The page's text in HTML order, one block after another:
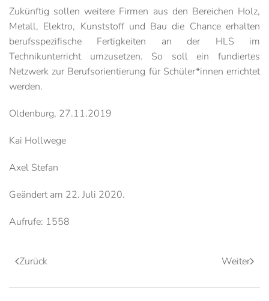
Zukünftig sollen weitere Firmen aus den Bereichen Holz,
Metall, Elektro, Kunststoff und Bau die Chance erhalten
berufsspezifische Fertigkeiten an der HLS im
Technikunterricht umzusetzen. So soll ein fundiertes
Netzwerk zur Berufsorientierung für Schüler*innen errichtet
werden.
Oldenburg, 27.11.2019
Kai Hollwege
Axel Stefan
Geändert am 22. Juli 2020.
Aufrufe: 1558
Zurück Weiter